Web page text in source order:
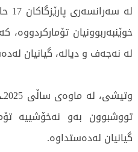
خوێنبەربوونیان
لە نەجەف و دیالە، گیانیان
گیانیان لەدەستداوە.